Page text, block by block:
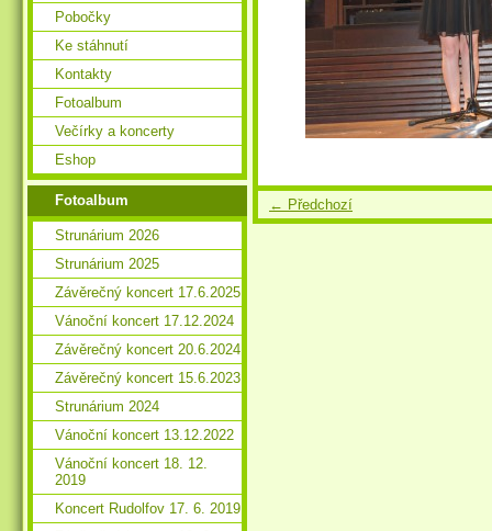
← Předchozí
Pobočky
Ke stáhnutí
Kontakty
Fotoalbum
Večírky a koncerty
Eshop
Fotoalbum
Strunárium 2026
Strunárium 2025
Závěrečný koncert 17.6.2025
Vánoční koncert 17.12.2024
Závěrečný koncert 20.6.2024
Závěrečný koncert 15.6.2023
Strunárium 2024
Vánoční koncert 13.12.2022
Vánoční koncert 18. 12.
2019
Koncert Rudolfov 17. 6. 2019